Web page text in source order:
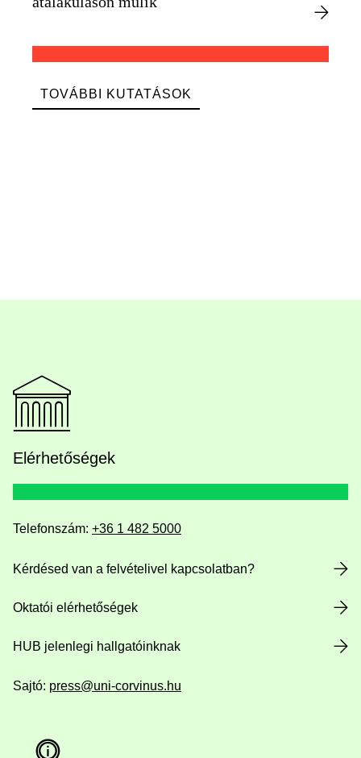
TOVÁBBI KUTATÁSOK
Elérhetőségek
Telefonszám: +36 1 482 5000
Kérdésed van a felvételivel kapcsolatban?
Oktatói elérhetőségek
HUB jelenlegi hallgatóinknak
Sajtó: press@uni-corvinus.hu